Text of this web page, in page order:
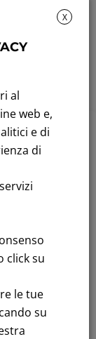
Price Sensitive
2014
X
al
web e,
e di
di
click su
le tue
su